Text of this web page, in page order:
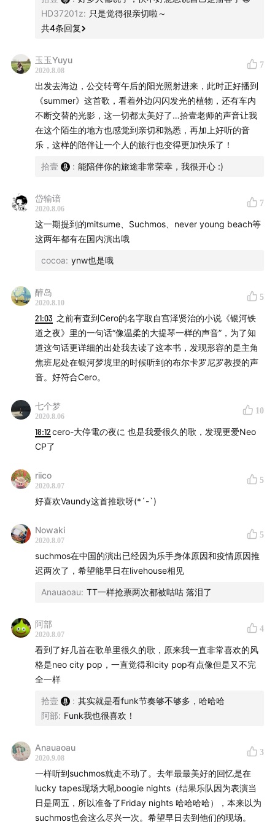
HD37201z: 只是觉得很亲切啦～
共4条回复
玉玉Yuyu
2020.8.08
7
出发去海边，公交转弯午后的阳光照射进来，此时正好播到
《summer》这首歌，看着外边闪闪发光的植物，还有车内
不断交替的光影，这一切都太美好了…拾壹老师的声音让我
在这个陌生的地方也感觉到亲切和熟悉，再加上好听的音
乐，这样的陪伴让一个人的旅行也变得更加快乐了！
拾壹 : 能陪伴你的旅途非常荣幸，我很开心 :)
岱输谙
2020.8.06
7
这一期提到的mitsume、Suchmos、never young beach等
这两年都有在国内演出哦
cocoa: ynw也是哦
醉岛
2020.8.10
5
21:03 之前有查到Cero的名字取自宫泽贤治的小说《银河铁
道之夜》里的一句话“像温柔的大提琴一样的声音”，为了知
道这句话更详细的出处我去读了这本书，发现形容的是主角
焦班尼处在银河梦境里的时候听到的布尔卡罗尼罗教授的声
音。好符合Cero。
七个梦
2020.8.06
10
18:12cero-大停電の夜に 也是我爱很久的歌，发现更爱Neo
CP了
riico
2020.8.07
5
好喜欢Vaundy这首推歌呀(*´-`)
Nowaki
2020.8.07
5
suchmos在中国的演出已经因为乐手身体原因和疫情原因推
迟两次了，希望能早日在livehouse相见
Anauaoau: TT一样抢票两次都被咕咕 落泪了
阿部
2020.8.07
4
看到了好几首在歌单里很久的歌，原来我一直非常喜欢的风
格是neo city pop，一直觉得和city pop有点像但是又不完
全一样
拾壹 : 其实就是看funk节奏够不够多，哈哈哈
阿部: Funk我也很喜欢！
Anauaoau
2020.9.08
3
一样听到suchmos就走不动了。去年最最美好的回忆是在
lucky tapes现场大吼boogie nights（结果乐队因为表演当
日是周五，所以准备了Friday nights 哈哈哈哈），本来以为
suchmos也会这么尽兴一次。希望早日去到他们的现场。